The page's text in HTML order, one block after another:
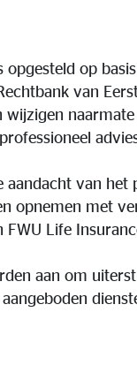
op
van
wijzigen
aandacht van
opnemen met
Life
aan om